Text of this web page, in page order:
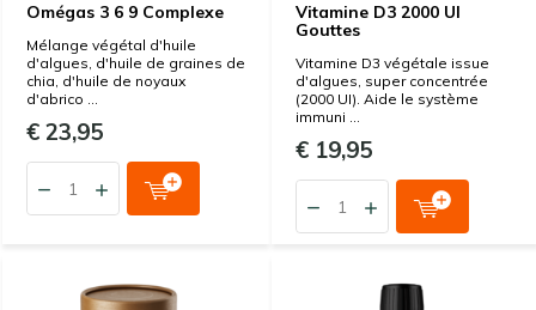
Omégas 3 6 9 Complexe
Mélange végétal d'huile
d'algues, d'huile de graines de
chia, d'huile de noyaux
d'abrico ...
€ 23,95
Vitamine D3 2000 UI
Gouttes
Vitamine D3 végétale issue
d'algues, super concentrée
(2000 UI). Aide le système
immuni ...
€ 19,95